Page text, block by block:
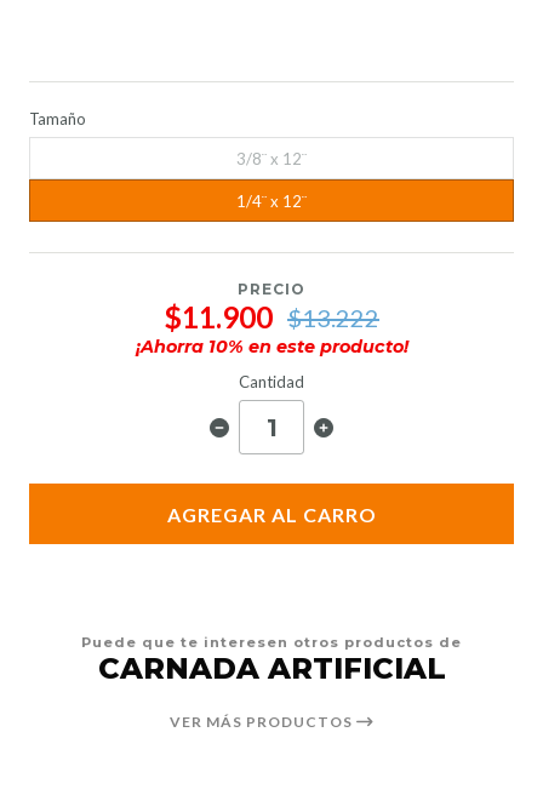
Tamaño
3/8¨ x 12¨
1/4¨ x 12¨
PRECIO
$11.900 $13.222
¡Ahorra 10% en este producto!
Cantidad
AGREGAR AL CARRO
Puede que te interesen otros productos de
CARNADA ARTIFICIAL
VER MÁS PRODUCTOS